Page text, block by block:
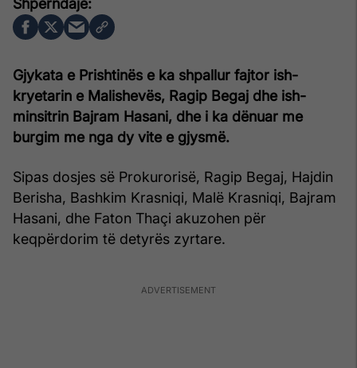
Gjykata e Prishtinës e ka shpallur fajtor ish-
kryetarin e Malishevës, Ragip Begaj dhe ish-
minsitrin Bajram Hasani, dhe i ka dënuar me
burgim me nga dy vite e gjysmë.
Sipas dosjes së Prokurorisë, Ragip Begaj, Hajdin
Berisha, Bashkim Krasniqi, Malë Krasniqi, Bajram
Hasani, dhe Faton Thaçi akuzohen për
keqpërdorim të detyrës zyrtare.